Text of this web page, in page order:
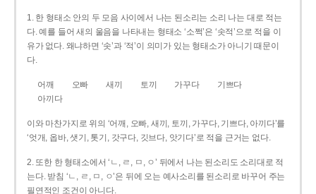
1. 한 형태소 안의 두 모음 사이에서 나는 된소리는 소리 나는 대로 적는
다. 예를 들어 새의 울음을 나타내는 형태소 ‘소쩍’은 ‘솟적’으로 적을 이
유가 없다. 왜냐하면 ‘솟’과 ‘적’이 의미가 있는 형태소가 아니기 때문이
다.
어깨 오빠 새끼 토끼 가꾸다
기쁘다
아끼다
이와 마찬가지로 위의 ‘어깨, 오빠, 새끼, 토끼, 가꾸다, 기쁘다, 아끼다’를
‘엇개, 옵바, 샛기, 톳기, 갓구다, 깃브다, 앗기다’로 적을 근거는 없다.
2. 또한 한 형태소에서 ‘ㄴ, ㄹ, ㅁ, ㅇ’ 뒤에서 나는 된소리도 소리대로 적
는다. 받침 ‘ㄴ, ㄹ, ㅁ, ㅇ’은 뒤에 오는 예사소리를 된소리로 바꾸어 주는
필연적인 조건이 아니다.